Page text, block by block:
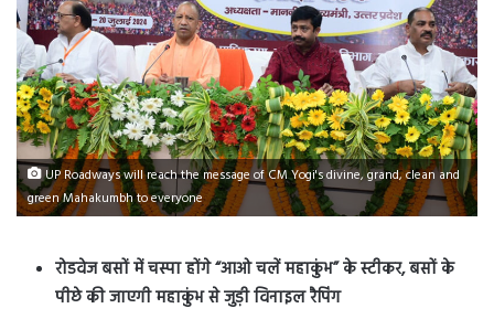
UP Roadways will reach the message of CM Yogi's divine, grand, clean and
green Mahakumbh to everyone
रोडवेज बसों में चस्पा होंगे “आओ चलें महाकुंभ” के स्टीकर, बसों के
पीछे की जाएगी महाकुंभ से जुड़ी विनाइल रैपिंग